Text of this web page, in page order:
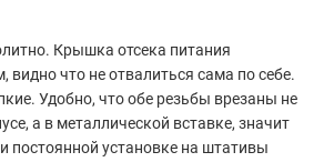
Крышка отсека питания
видно что не отвалиться сама по себе.
Удобно, что обе резьбы врезаны не
а в металлической вставке, значит
постоянной установке на штативы